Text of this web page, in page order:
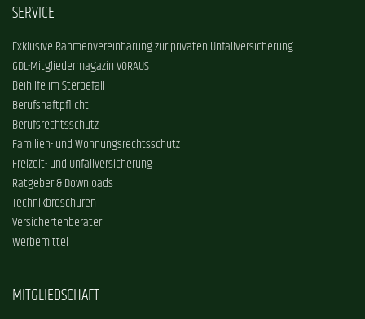
SERVICE
Exklusive Rahmenvereinbarung zur privaten Unfallversicherung
GDL-Mitgliedermagazin VORAUS
Beihilfe im Sterbefall
Berufshaftpflicht
Berufsrechtsschutz
Familien- und Wohnungsrechtsschutz
Freizeit- und Unfallversicherung
Ratgeber & Downloads
Technikbroschüren
Versichertenberater
Werbemittel
MITGLIEDSCHAFT